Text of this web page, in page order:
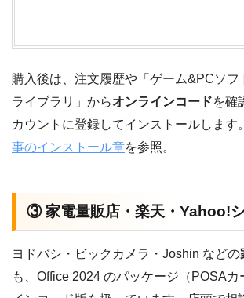
購入後は、注文履歴や「ゲーム&PCソフ
ライブラリ」からオンラインコードを確
カウントに登録してインストールします
事のインストール章を参照。
③ 家電量販店・楽天・Yahoo!
ヨドバシ・ビックカメラ・Joshin などの
も、Office 2024 のパッケージ（POSAカ